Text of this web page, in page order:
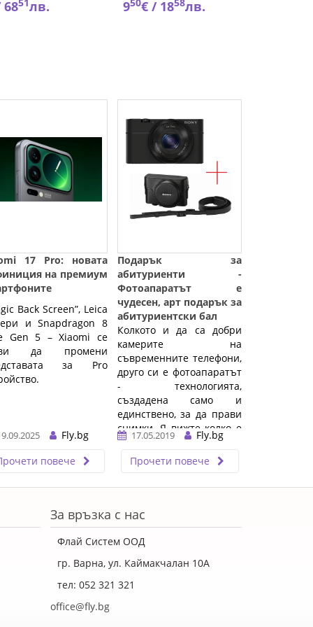
6851лв. 950€ / 1858лв.
17 Pro: новата
на премиум
Back Screen”, Leica
и Snapdragon 8
Gen 5 – Xiaomi се
да промени
за Pro
Fly.bg
повече
Подарък за
абитуриенти -
Фотоапаратът е
чудесен, арт подарък за
абитуриентски бал
Колкото и да са добри
камерите на
съвременните телефони,
друго си е фотоапаратът
- технологията,
създадена само и
единствено, за да прави
снимки. Я вижте колко е
голям, дори, когато е в
малък формат. ...…
17.05.2019
Fly.bg
Прочети повече
За връзка с нас
Флай Систем ООД
гр. Варна, ул. Каймакчалан 10А
тел: 052 321 321
office@fly.bg